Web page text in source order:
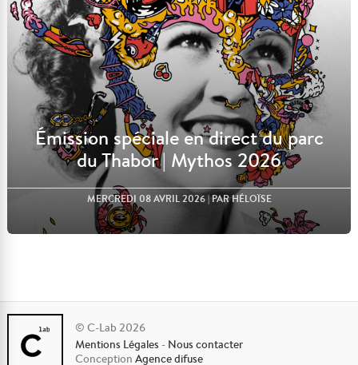
Émission spéciale en direct du parc
du Thabor | Mythos 2026
MERCREDI 08 AVRIL 2026| PAR HÉLOÏSE
Lire l'article
© C-Lab 2026
Mentions Légales - Nous contacter
ConceptionAgence difuse